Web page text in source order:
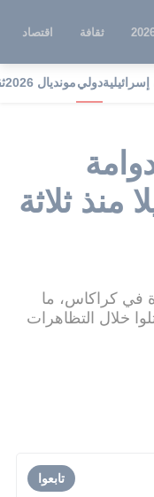
ثقافة اقتصاد
دوليمونديال 2026
ثلاثة
في كراكاس، ما
تابعوا